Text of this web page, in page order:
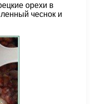
орехи в
чеснок и